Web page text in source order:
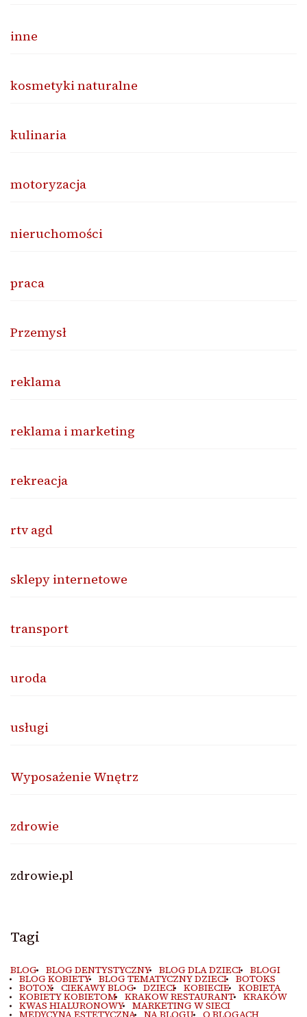
inne
kosmetyki naturalne
kulinaria
motoryzacja
nieruchomości
praca
Przemysł
reklama
reklama i marketing
rekreacja
rtv agd
sklepy internetowe
transport
uroda
usługi
Wyposażenie Wnętrz
zdrowie
zdrowie.pl
Tagi
BLOG BLOG DENTYSTYCZNY BLOG DLA DZIECI BLOGI
BLOG KOBIETY BLOG TEMATYCZNY DZIECI BOTOKS
BOTOX CIEKAWY BLOG DZIECI KOBIECIE KOBIETA
KOBIETY KOBIETOM KRAKOW RESTAURANT KRAKÓW
KWAS HIALURONOWY MARKETING W SIECI